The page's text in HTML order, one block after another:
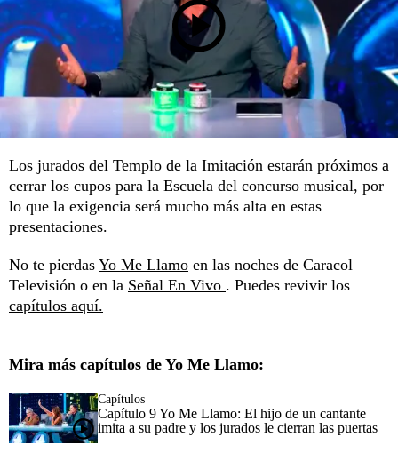
Los jurados del Templo de la Imitación estarán próximos a
cerrar los cupos para la Escuela del concurso musical, por
lo que la exigencia será mucho más alta en estas
presentaciones.
No te pierdas Yo Me Llamo en las noches de Caracol
Televisión o en la Señal En Vivo . Puedes revivir los
capítulos aquí.
Mira más capítulos de Yo Me Llamo:
Capítulos
Capítulo 9 Yo Me Llamo: El hijo de un cantante
imita a su padre y los jurados le cierran las puertas